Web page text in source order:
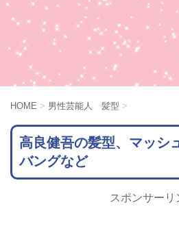
HOME > 男性芸能人 髪型 >
高良健吾の髪型、マッシ
バングなど
スポンサーリ